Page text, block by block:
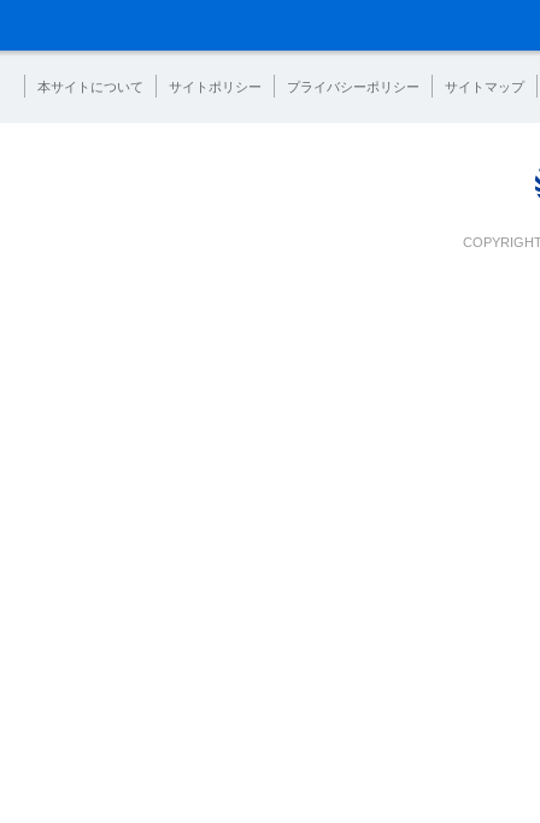
本サイトについて サイトポリシー プライバシーポリシー サイトマップ